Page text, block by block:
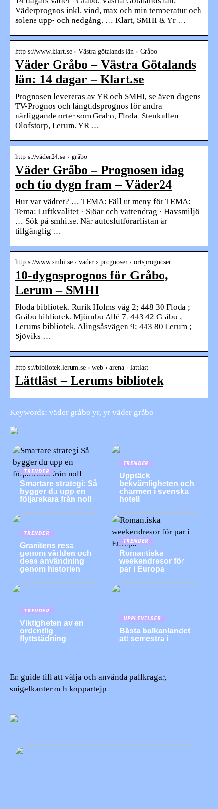
Väderprognos inkl. vind, max och min temperatur och
solens upp- och nedgång. … Klart, SMHI & Yr …
http s://www.klart.se › Västra götalands län › Gråbo
Väder Gråbo – Västra Götalands
län: 14 dagar – Klart.se
Prognosen levereras av YR och SMHI, se även dagens
TV-Prognos och långtidsprognos för andra
närliggande orter som Grabo, Floda, Stenkullen,
Olofstorp, Lerum. YR …
http s://väder24.se › gråbo
Väder Gråbo – Prognosen idag
och tio dygn fram – Väder24
Hur var vädret? … TEMA: Fäll ut meny för TEMA:
Tema: Luftkvalitet · Sjöar och vattendrag · Havsmiljö
… Sök på smhi.se. När autoslutförarlistan är
tillgänglig …
http s://www.smhi.se › vader › prognoser › ortsprognoser
10-dygnsprognos för Gråbo,
Lerum – SMHI
Floda bibliotek. Rurik Holms väg 2; 448 30 Floda ;
Gråbo bibliotek. Mjörnbo Allé 7; 443 42 Gråbo ;
Lerums bibliotek. Alingsåsvägen 9; 443 80 Lerum ;
Sjöviks …
http s://bibliotek.lerum.se › web › arena › lattlast
Lättläst – Lerums bibliotek
Keywords: väder gråbo yr, yr väder gråbo
TRENDER
Smartare strategi: Så
bygger du upp en
följarskara från noll
TRENDER
Upptäck
bekvämligheten och
charmen i svenska
hotell
TRENDER
Granitens resa
genom världen och
dess användning
genom historien
TRENDER
Romantiska
weekendresor för
par i Europa
TRENDER
Viktigheten av en
ordentlig
flyttstädning
UPPLEVELSER
Bästa balkanlandet
att semestra i
En guide till att välja och använda pallkragar,
snigelkanter och koppartejp